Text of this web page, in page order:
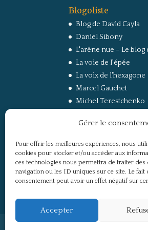
Gérer le
Pour offrir les meilleures expériences, nous
cookies pour stocker et/ou accéder aux
ces technologies nous permettra de traiter
navigation ou les ID uniques sur ce site. Le
consentement peut avoir un effet négatif sur
Accepter
Blogoliste
Blog de David Cayla
Daniel Sibony
L'arêne nue – Le
La voie de l'épée
La voix de l'hexagone
Marcel Gauchet
Michel Terestchenko
RussEurope – Le
Secret Défense
Un regard sur la